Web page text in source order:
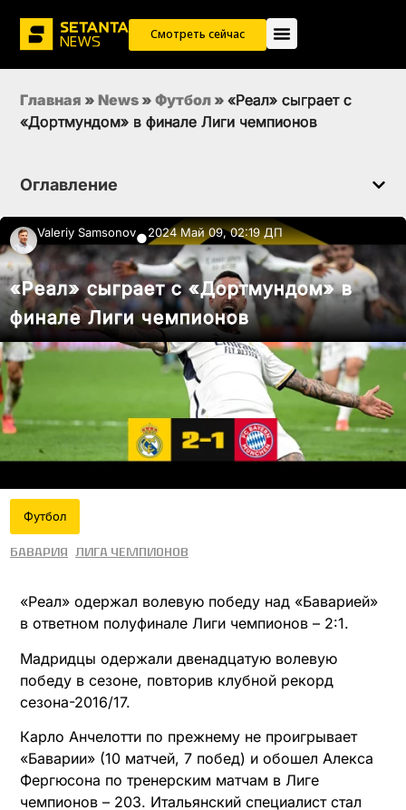
Смотреть сейчас
Главная » News » Футбол » «Реал» сыграет с
«Дортмундом» в финале Лиги чемпионов
Оглавление
Valeriy Samsonov●2024 Май 09, 02:19 ДП
«Реал» сыграет с «Дортмундом» в
финале Лиги чемпионов
Футбол
Бавария Лига чемпионов
«Реал» одержал волевую победу над «Баварией»
в ответном полуфинале Лиги чемпионов – 2:1.
Мадридцы одержали двенадцатую волевую
победу в сезоне, повторив клубной рекорд
сезона-2016/17.
Карло Анчелотти по прежнему не проигрывает
«Баварии» (10 матчей, 7 побед) и обошел Алекса
Фергюсона по тренерским матчам в Лиге
чемпионов – 203. Итальянский специалист стал